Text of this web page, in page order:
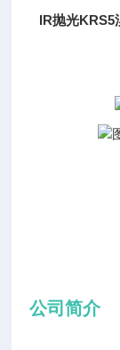
IR抛光
公司简介